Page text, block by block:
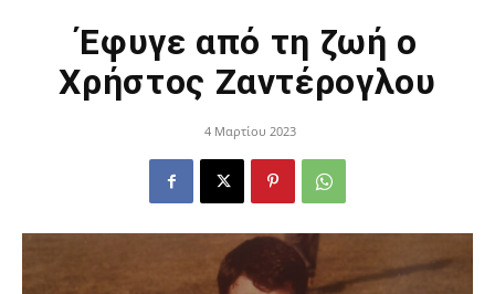
Έφυγε από τη ζωή ο
Χρήστος Ζαντέρογλου
4 Μαρτίου 2023